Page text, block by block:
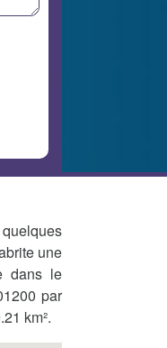
une
dans le
par
km².